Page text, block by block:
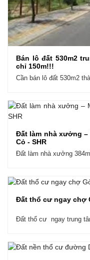
Bán lô đất 530m2
chỉ 150m!!!
Cần bán lô đất 530m2
Đất làm nhà xưởng –
Cỏ - SHR
Đất làm nhà xưởng
Đất thổ cư ngay chợ
Đất thổ cư ngay trung